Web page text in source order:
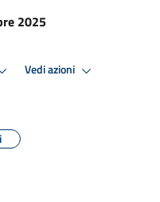
2025
Vedi azioni